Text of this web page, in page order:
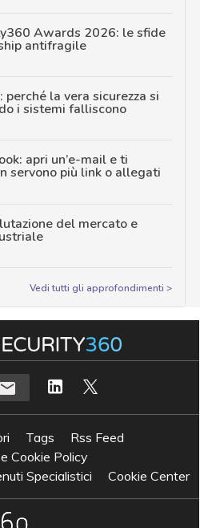
Awards 2026: le sfide
antifragile
perché la vera sicurezza si
i sistemi falliscono
apri un’e-mail e ti
servono più link o allegati
del mercato e
Vedi tutti gli approfondimenti >
Tags
Rss Feed
Cookie Policy
Specialistici
Cookie Center